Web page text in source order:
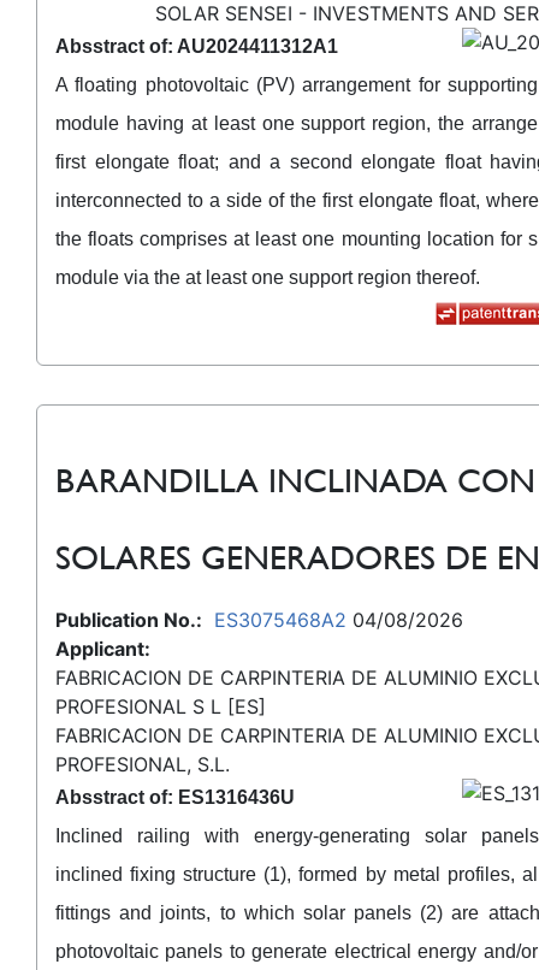
SOLAR SENSEI - INVESTMENTS AND
Absstract of: AU2024411312A1
A floating photovoltaic (PV) arrangement for
module having at least one support region, the
first elongate float; and a second elongate float
interconnected to a side of the first elongate float,
the floats comprises at least one mounting location for
module via the at least one support region thereof.
BARANDILLA INCLINADA CON
SOLARES GENERADORES DE
Publication No.: ES3075468A2 04/08/2026
Applicant:
FABRICACION DE CARPINTERIA DE ALUMINIO
PROFESIONAL S L [ES]
FABRICACION DE CARPINTERIA DE ALUMINIO
PROFESIONAL, S.L.
Absstract of: ES1316436U
Inclined railing with energy-generating solar
inclined fixing structure (1), formed by metal profiles,
fittings and joints, to which solar panels (2) are
photovoltaic panels to generate electrical energy and/